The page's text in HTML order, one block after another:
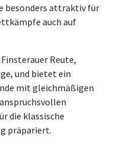
besonders attraktiv für
auch auf
Reute,
und bietet ein
mit gleichmäßigen
die klassische
präpariert.